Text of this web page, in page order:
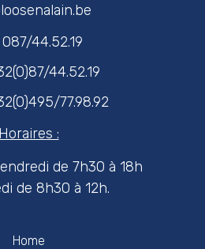
Home
087/44.52.19
44.52.19
77.98.92
Horaires :
de 7h30 à 18h
de 8h30 à 12h.